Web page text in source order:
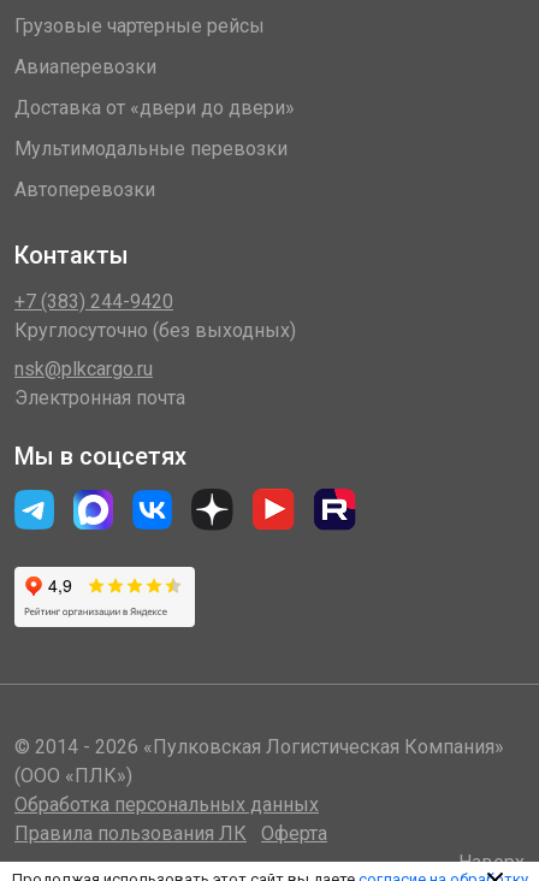
Грузовые чартерные рейсы
Авиаперевозки
Доставка от «двери до двери»
Мультимодальные перевозки
Автоперевозки
Контакты
+7 (383) 244-9420
Круглосуточно (без выходных)
nsk@plkcargo.ru
Электронная почта
Мы в соцсетях
© 2014 - 2026 «Пулковская Логистическая Компания»
(ООО «ПЛК»)
Обработка персональных данных
Правила пользования ЛК
Оферта
Наверх